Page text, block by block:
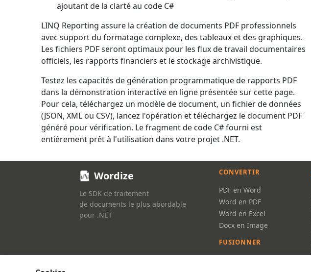
ajoutant de la clarté au code C#
LINQ Reporting assure la création de documents PDF professionnels
avec support du formatage complexe, des tableaux et des graphiques.
Les fichiers PDF seront optimaux pour les flux de travail documentaires
officiels, les rapports financiers et le stockage archivistique.
Testez les capacités de génération programmatique de rapports PDF
dans la démonstration interactive en ligne présentée sur cette page.
Pour cela, téléchargez un modèle de document, un fichier de données
(JSON, XML ou CSV), lancez l'opération et téléchargez le document PDF
généré pour vérification. Le fragment de code C# fourni est
entièrement prêt à l'utilisation dans votre projet .NET.
Wordize
Le SDK de traitement
de documents le plus abordable
pour .NET
CONVERTIR
PDF en Word
Word en PDF
Word en Excel
Docx en Image
FUSIONNER